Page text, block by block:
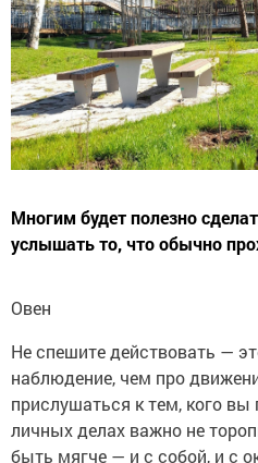
Многим будет полезно
услышать то, что обычно
Овен
Не спешите действовать —
наблюдение, чем про
прислушаться к тем, кого
личных делах важно не
быть мягче — и с собой, и с